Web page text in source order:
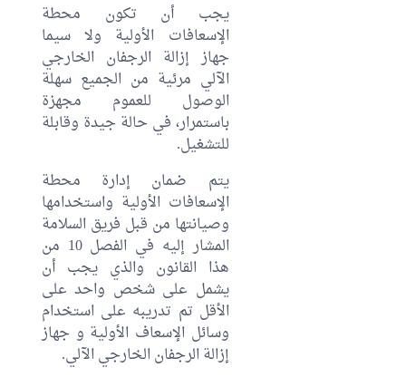
يجب أن تكون محطة
الإسعافات الأولية ولا سيما
جهاز إزالة الرجفان الخارجي
الآلي مرئية من الجميع سهلة
الوصول للعموم مجهزة
باستمرار، في حالة جيدة وقابلة
للتشغيل.
يتم ضمان إدارة محطة
الإسعافات الأولية واستخدامها
وصيانتها من قبل فريق السلامة
المشار إليه في الفصل 10 من
هذا القانون والذي يجب أن
يشمل على شخص واحد على
الأقل تم تدريبه على استخدام
وسائل الإسعاف الأولية و جهاز
إزالة الرجفان الخارجي الآلي.